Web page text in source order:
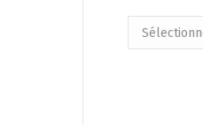
Archives
mensuelles